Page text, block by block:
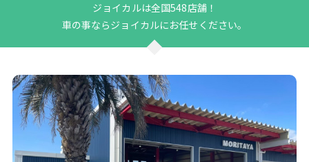
ジョイカルは全国548店舗！
車の事ならジョイカルにお任せください。